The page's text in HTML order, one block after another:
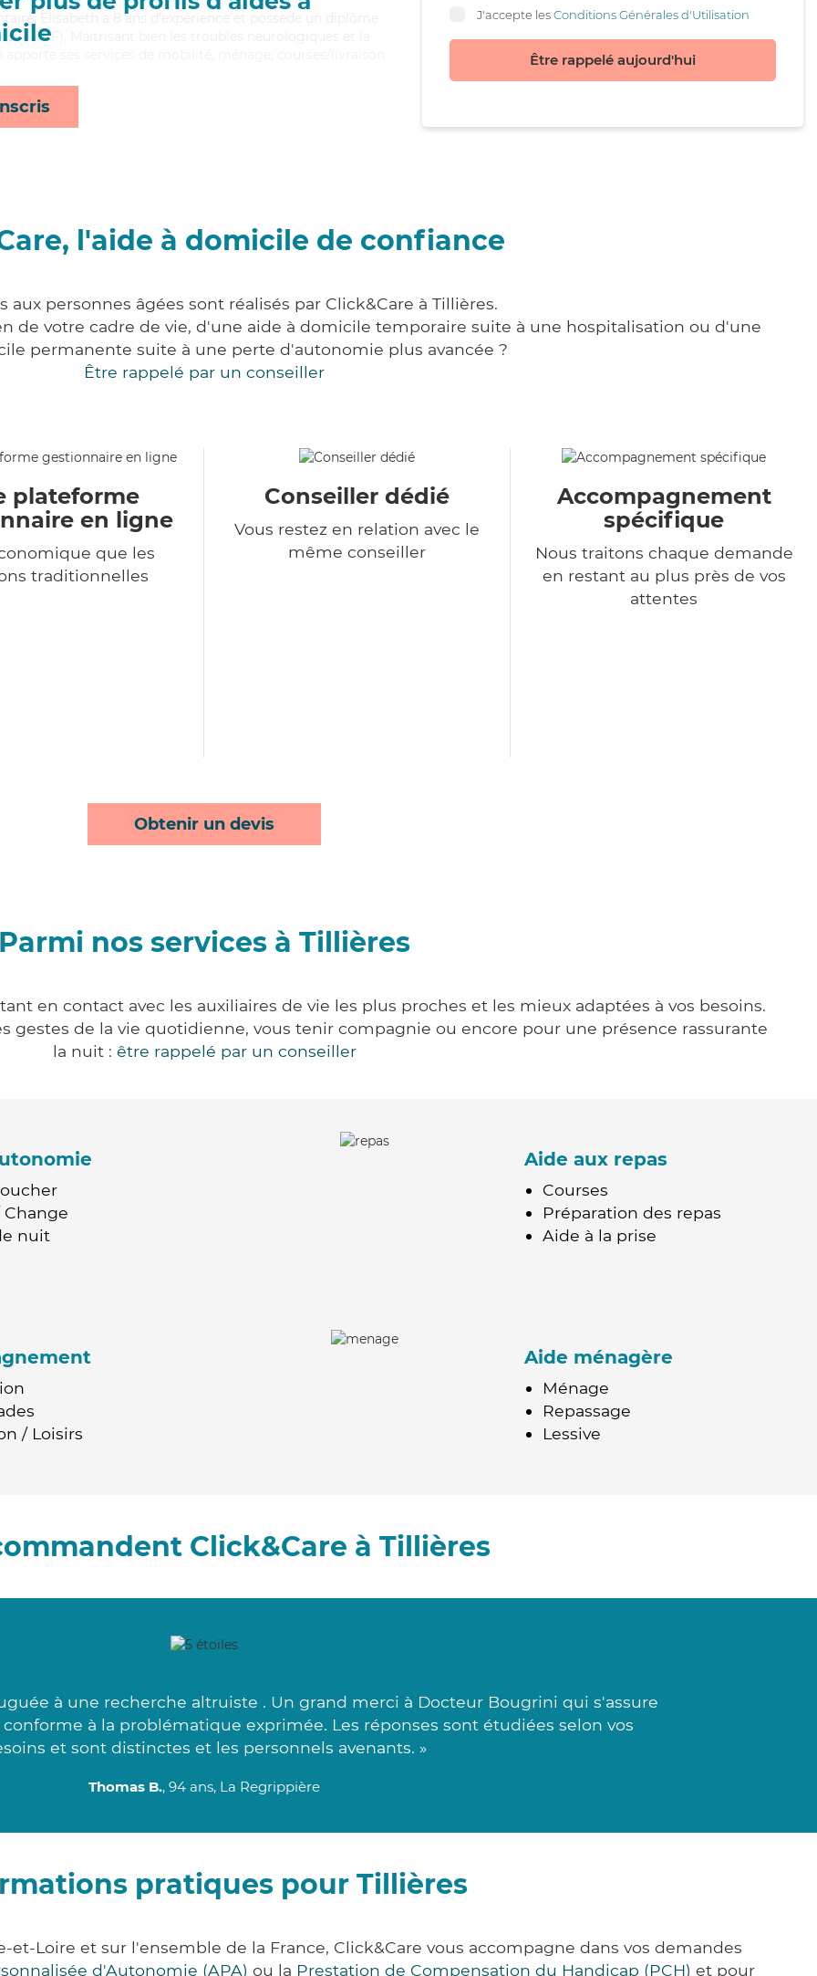
Elisabeth a 8 ans d'expérience et possède un diplôme
(ADVF). Maitrisant bien les troubles neurologiques et la
J'accepte lesConditions Générales d'Utilisation
Être rappelé aujourd'hui
l'aide à domicile de confiance
aux personnes âgées sont réalisés par Click&Care à Tillières.
de votre cadre de vie, d'une aide à domicile temporaire suite à une hospitalisation ou d'une
permanente suite à une perte d'autonomie plus avancée ?
Être rappelé par un conseiller
plateforme
en ligne
que les
traditionnelles
Conseiller dédié
Vous restez en relation avec le
même conseiller
Accompagnement
spécifique
Nous traitons chaque demande
en restant au plus près de vos
attentes
Obtenir un devis
Parmi nos services à Tillières
en contact avec les auxiliaires de vie les plus proches et les mieux adaptées à vos besoins.
gestes de la vie quotidienne, vous tenir compagnie ou encore pour une présence rassurante
la nuit : être rappelé par un conseiller
nuit
Aide aux repas
Courses
Préparation des repas
Aide à la prise
/ Loisirs
Aide ménagère
Ménage
Repassage
Lessive
Click&Care à Tillières
à une recherche altruiste . Un grand merci à Docteur Bougrini qui s'assure
à la problématique exprimée. Les réponses sont étudiées selon vos
et sont distinctes et les personnels avenants. »
Thomas B., 94 ans, La Regrippière
pratiques pour Tillières
Loire et sur l'ensemble de la France, Click&Care vous accompagne dans vos demandes
d'Autonomie (APA) ou la Prestation de Compensation du Handicap (PCH) et pour